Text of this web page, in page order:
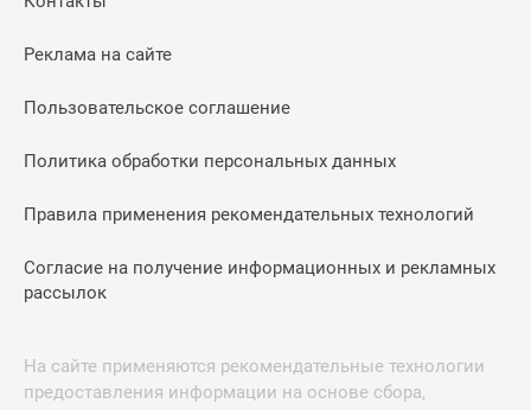
Реклама на сайте
Пользовательское соглашение
Политика обработки персональных данных
Правила применения рекомендательных технологий
Согласие на получение информационных и рекламных
рассылок
На сайте применяются рекомендательные технологии
предоставления информации на основе сбора,